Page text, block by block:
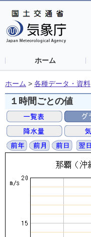
ホーム
ホーム > 各種データ・資料
１時間ごとの値